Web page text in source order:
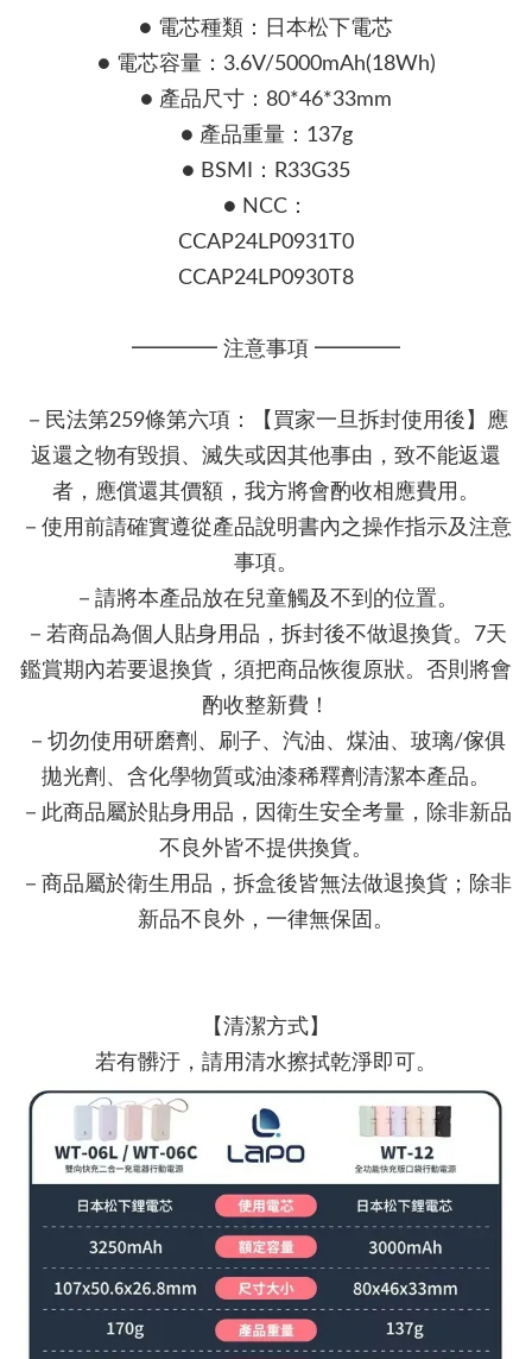
● 電芯種類：日本松下電芯
● 電芯容量：3.6V/5000mAh(18Wh)
● 產品尺寸：80*46*33mm
● 產品重量：137g
● BSMI：R33G35
● NCC：
CCAP24LP0931T0
CCAP24LP0930T8
━━━━ 注意事項 ━━━━
－民法第259條第六項：【買家一旦拆封使用後】應
返還之物有毀損、滅失或因其他事由，致不能返還
者，應償還其價額，我方將會酌收相應費用。
－使用前請確實遵從產品說明書內之操作指示及注意
事項。
－請將本產品放在兒童觸及不到的位置。
－若商品為個人貼身用品，拆封後不做退換貨。7天
鑑賞期內若要退換貨，須把商品恢復原狀。否則將會
酌收整新費！
－切勿使用研磨劑、刷子、汽油、煤油、玻璃/傢俱
拋光劑、含化學物質或油漆稀釋劑清潔本產品。
－此商品屬於貼身用品，因衛生安全考量，除非新品
不良外皆不提供換貨。
－商品屬於衛生用品，拆盒後皆無法做退換貨；除非
新品不良外，一律無保固。
【清潔方式】
若有髒汙，請用清水擦拭乾淨即可。